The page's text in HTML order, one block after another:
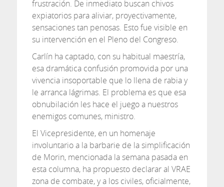
frustración. De inmediato buscan chivos
expiatorios para aliviar, proyectivamente,
sensaciones tan penosas. Esto fue visible en
su intervención en el Pleno del Congreso.
Carlín ha captado, con su habitual maestría,
esa dramática confusión promovida por una
vivencia insoportable que lo llena de rabia y
le arranca lágrimas. El problema es que esa
obnubilación les hace el juego a nuestros
enemigos comunes, ministro.
El Vicepresidente, en un homenaje
involuntario a la barbarie de la simplificación
de Morin, mencionada la semana pasada en
esta columna, ha propuesto declarar al VRAE
zona de combate, y a los civiles, oficialmente,